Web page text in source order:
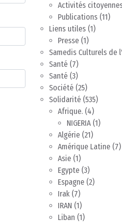
Activités
Publications (11)
Liens utiles (1)
Presse (1)
Samedis Culturels de
Santé (7)
Santé (3)
Société (25)
Solidarité (535)
Afrique. (4)
NIGERIA(1)
Algérie (21)
Amérique Latine (7)
Asie (1)
Egypte (3)
Espagne (2)
Irak (7)
IRAN (1)
Liban (1)